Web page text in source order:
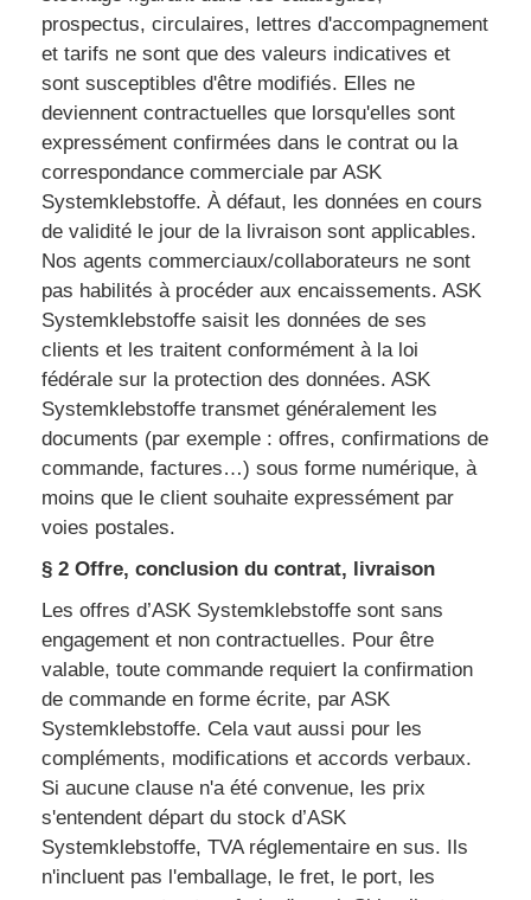
prospectus, circulaires, lettres d'accompagnement
et tarifs ne sont que des valeurs indicatives et
sont susceptibles d'être modifiés. Elles ne
deviennent contractuelles que lorsqu'elles sont
expressément confirmées dans le contrat ou la
correspondance commerciale par ASK
Systemklebstoffe. À défaut, les données en cours
de validité le jour de la livraison sont applicables.
Nos agents commerciaux/collaborateurs ne sont
pas habilités à procéder aux encaissements. ASK
Systemklebstoffe saisit les données de ses
clients et les traitent conformément à la loi
fédérale sur la protection des données. ASK
Systemklebstoffe transmet généralement les
documents (par exemple : offres, confirmations de
commande, factures…) sous forme numérique, à
moins que le client souhaite expressément par
voies postales.
§ 2 Offre, conclusion du contrat, livraison
Les offres d’ASK Systemklebstoffe sont sans
engagement et non contractuelles. Pour être
valable, toute commande requiert la confirmation
de commande en forme écrite, par ASK
Systemklebstoffe. Cela vaut aussi pour les
compléments, modifications et accords verbaux.
Si aucune clause n'a été convenue, les prix
s'entendent départ du stock d’ASK
Systemklebstoffe, TVA réglementaire en sus. Ils
n'incluent pas l'emballage, le fret, le port, les